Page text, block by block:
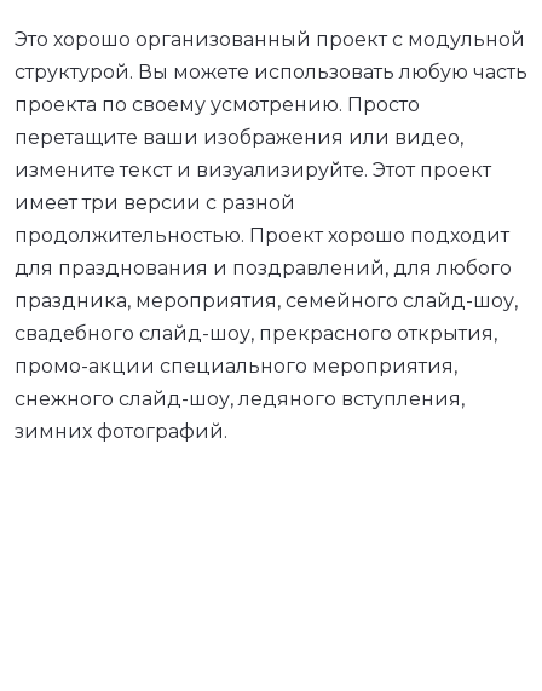
Это хорошо организованный проект с модульной
структурой. Вы можете использовать любую часть
проекта по своему усмотрению. Просто
перетащите ваши изображения или видео,
измените текст и визуализируйте. Этот проект
имеет три версии с разной
продолжительностью. Проект хорошо подходит
для празднования и поздравлений, для любого
праздника, мероприятия, семейного слайд-шоу,
свадебного слайд-шоу, прекрасного открытия,
промо-акции специального мероприятия,
снежного слайд-шоу, ледяного вступления,
зимних фотографий.